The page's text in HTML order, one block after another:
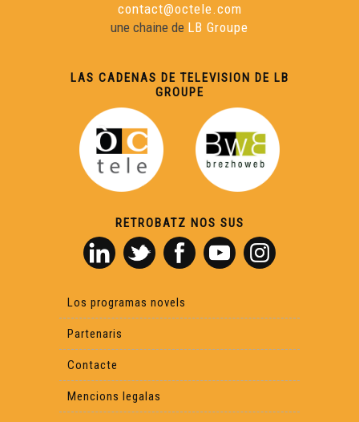
contact@octele.com
une chaine de LB Groupe
LAS CADENAS DE TELEVISION DE LB
GROUPE
RETROBATZ NOS SUS
Los programas novels
Partenaris
Contacte
Mencions legalas